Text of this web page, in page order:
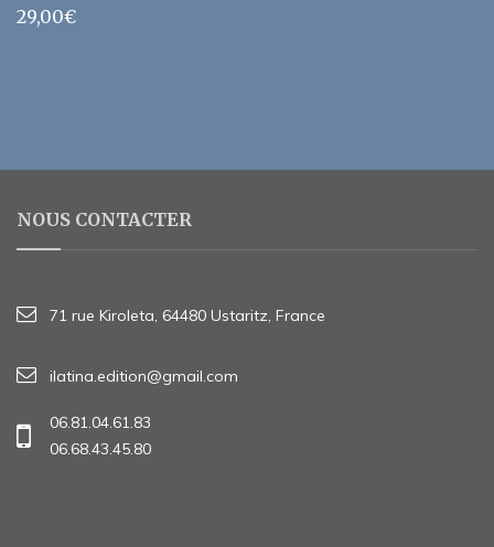
29,00€
NOUS CONTACTER
71 rue Kiroleta, 64480 Ustaritz, France
ilatina.edition@gmail.com
06.81.04.61.83
06.68.43.45.80